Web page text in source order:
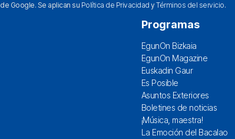
Google. Se aplican su Política de Privacidad yTérminos del servicio.
Programas
EgunOn Bizkaia
EgunOn Magazine
Euskadin Gaur
Es Posible
Asuntos Exteriores
Boletines de noticias
¡Música, maestra!
La Emoción del Bacalao